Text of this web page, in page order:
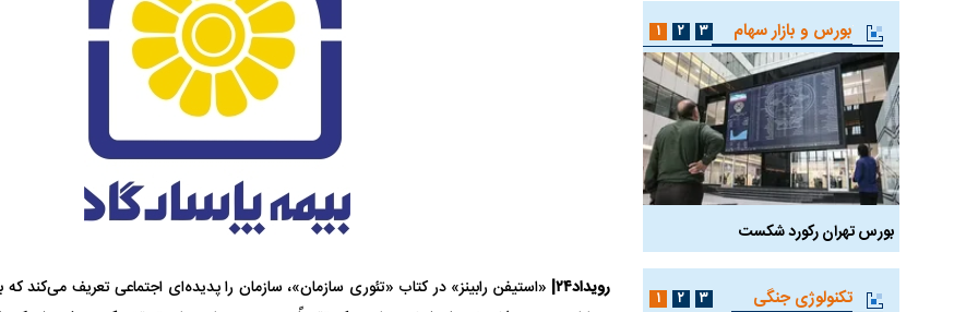
رویداد۲۴|
«استیفن رابینز» در کتاب «تئوری سازمان»، سازمان را پدیده‌ای اجتماعی تعریف می‌کند
بورس و بازار سهام
بورس تهران رکورد شکست پرواز ۱۰۰ هزار واحدی شاخص کل بورس
۱ ۲ ۳
تکنولوژی جنگی ۱ ۲ ۳